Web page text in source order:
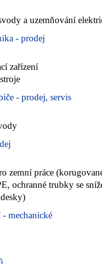
a uzemňování
- prodej
zařízení
- prodej, servis
zemní práce
ochranné trubky se
- mechanické